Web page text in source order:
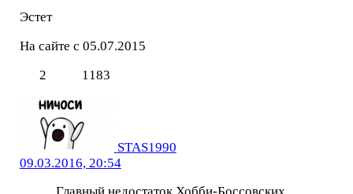
Эстет
На сайте с 05.07.2015
2
1183
STAS1990
09.03.2016, 20:54